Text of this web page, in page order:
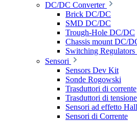
DC/DC Converter
Brick DC/DC
SMD DC/DC
Trough-Hole DC/DC
Chassis mount DC/
Switching
Sensori
Sensors Dev Kit
Sonde Rogowski
Trasduttori di corrente
Trasduttori di tensione
Sensori ad effetto Hall
Sensori di Corrente